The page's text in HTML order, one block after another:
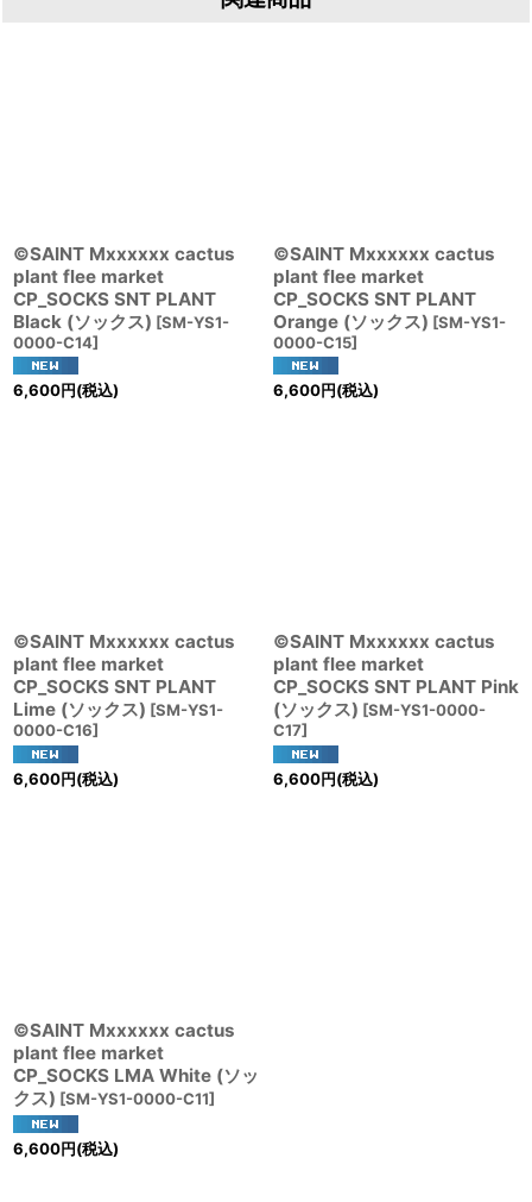
©SAINT Mxxxxxx cactus
plant flee market
CP_SOCKS SNT PLANT
Black (ソックス) [SM-YS1-
0000-C14]
6,600円(税込)
©SAINT Mxxxxxx cactus
plant flee market
CP_SOCKS SNT PLANT
Orange (ソックス) [SM-YS1-
0000-C15]
6,600円(税込)
©SAINT Mxxxxxx cactus
plant flee market
CP_SOCKS SNT PLANT
Lime (ソックス) [SM-YS1-
0000-C16]
6,600円(税込)
©SAINT Mxxxxxx cactus
plant flee market
CP_SOCKS SNT PLANT Pink
(ソックス) [SM-YS1-0000-
C17]
6,600円(税込)
©SAINT Mxxxxxx cactus
plant flee market
CP_SOCKS LMA White (ソッ
クス) [SM-YS1-0000-C11]
6,600円(税込)